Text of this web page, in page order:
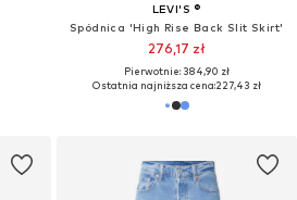
LEVI'S ®
Spódnica 'High Rise Back Slit Skirt'
276,17 zł
Pierwotnie: 384,90 zł
Ostatnia najniższa cena:227,43 zł